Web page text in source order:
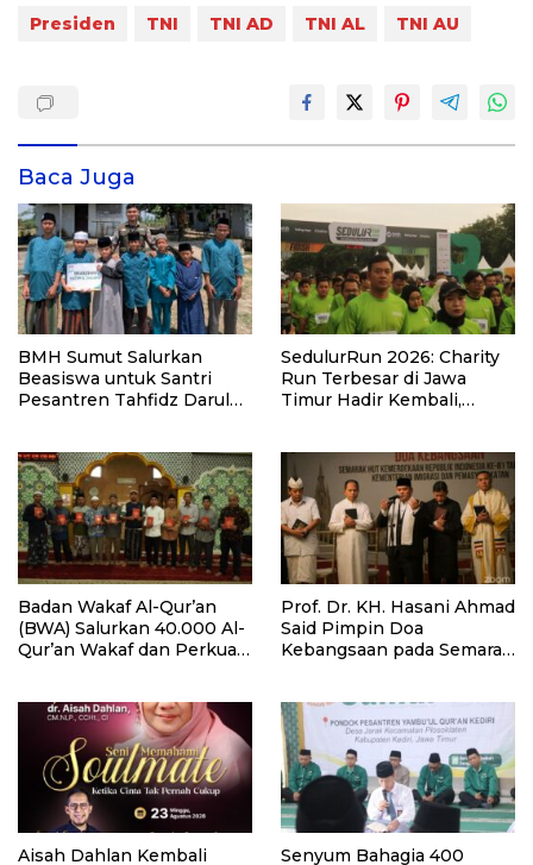
Presiden TNI TNI AD TNI AL TNI AU
Baca Juga
BMH Sumut Salurkan
Beasiswa untuk Santri
Pesantren Tahfidz Darul
SedulurRun 2026: Charity
Run Terbesar di Jawa
Timur Hadir Kembali,
Santri dan Guru Honorer
Badan Wakaf Al-Qur’an
(BWA) Salurkan 40.000 Al-
Qur’an Wakaf dan Perkuat
Prof. Dr. KH. Hasani Ahmad
Said Pimpin Doa
Kebangsaan pada Semarak
dan Pemasyarakatan RI
Aisah Dahlan Kembali
Senyum Bahagia 400